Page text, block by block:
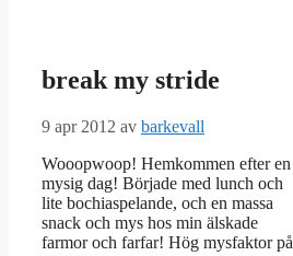
break my stride
9 apr 2012 av barkevall
Wooopwoop! Hemkommen efter en
mysig dag! Började med lunch och
lite bochiaspelande, och en massa
snack och mys hos min älskade
farmor och farfar! Hög mysfaktor på